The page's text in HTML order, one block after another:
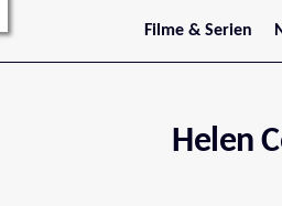
Filme & Serien
Trailer
Serienarchiv
Helen